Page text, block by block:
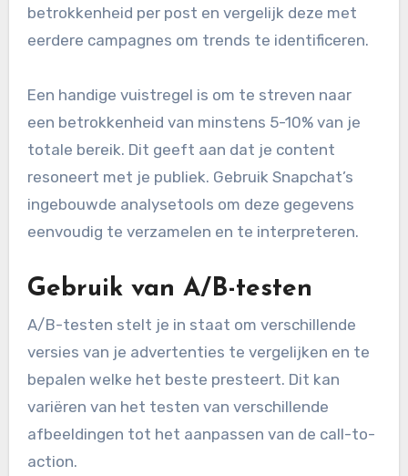
betrokkenheidsstatistieken
klikken en reacties, zijn essentieel voor het
meten van de impact van je campagnes op
Snapchat. Kijk naar de gemiddelde
betrokkenheid per post en vergelijk deze met
eerdere campagnes om trends te identificeren.
een betrokkenheid van minstens 5-10% van je
resoneert met je publiek. Gebruik Snapchat’s
ingebouwde analysetools om deze gegevens
eenvoudig te verzamelen en te interpreteren.
Gebruik van A/B-testen